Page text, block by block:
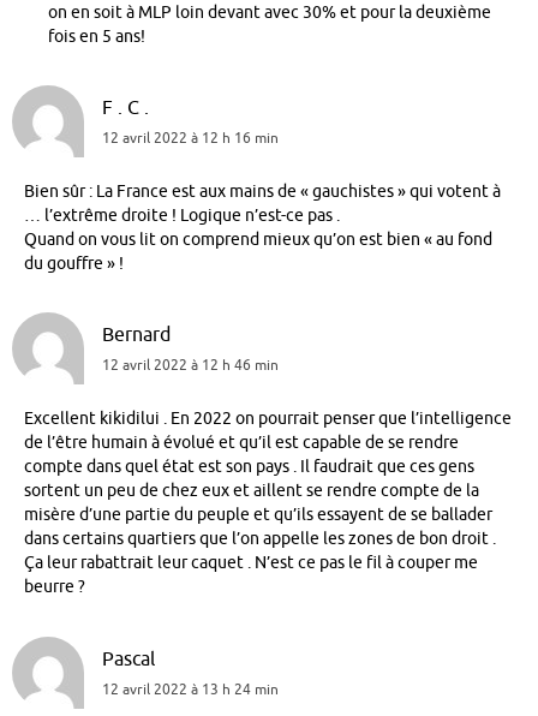
on en soit à MLP loin devant avec 30% et pour la deuxième
fois en 5 ans!
F . C .
12 avril 2022 à 12 h 16 min
Bien sûr : La France est aux mains de « gauchistes » qui votent à
… l’extrême droite ! Logique n’est-ce pas .
Quand on vous lit on comprend mieux qu’on est bien « au fond
du gouffre » !
Bernard
12 avril 2022 à 12 h 46 min
Excellent kikidilui . En 2022 on pourrait penser que l’intelligence
de l’être humain à évolué et qu’il est capable de se rendre
compte dans quel état est son pays . Il faudrait que ces gens
sortent un peu de chez eux et aillent se rendre compte de la
misère d’une partie du peuple et qu’ils essayent de se ballader
dans certains quartiers que l’on appelle les zones de bon droit .
Ça leur rabattrait leur caquet . N’est ce pas le fil à couper me
beurre ?
Pascal
12 avril 2022 à 13 h 24 min